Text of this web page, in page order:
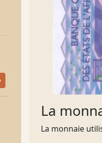
Chercher
La
La monnaie